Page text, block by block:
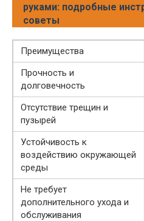
руками: подробные
советы
Преимущества
Прочность и
долговечность
Отсутствие трещин и
пузырей
Устойчивость к
воздействию окружающей
среды
Не требует
дополнительного ухода и
обслуживания